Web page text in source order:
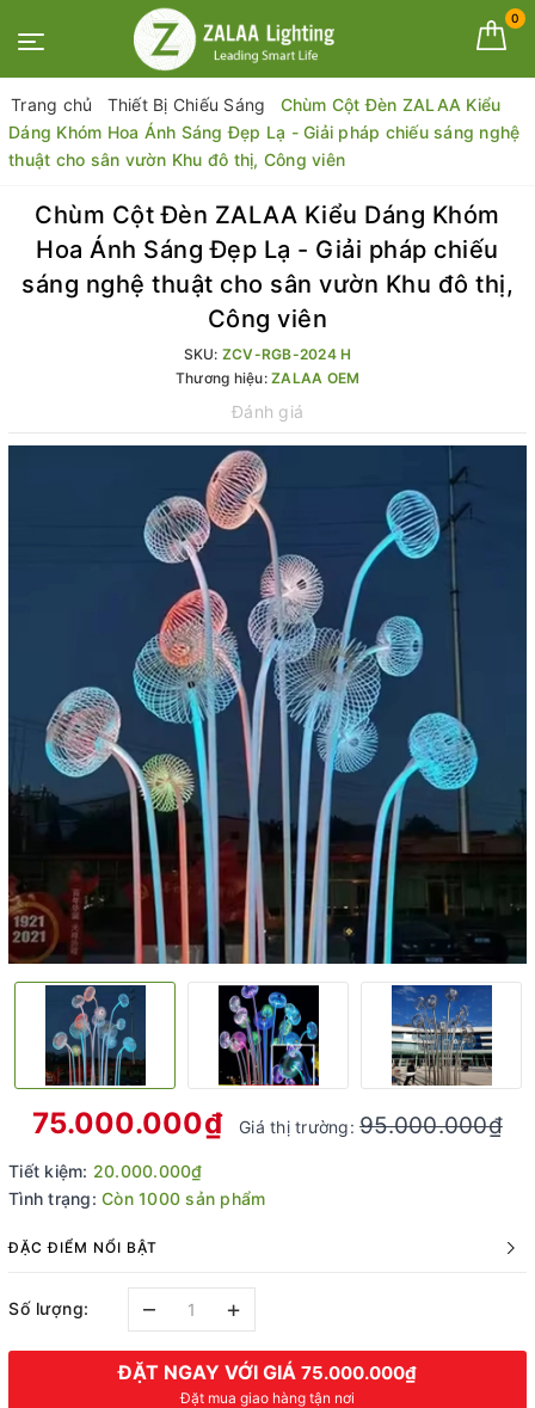
0
Trang chủ Thiết Bị Chiếu Sáng
Chùm Cột Đèn ZALAA Kiểu
Dáng Khóm Hoa Ánh Sáng Đẹp Lạ - Giải pháp chiếu sáng nghệ
thuật cho sân vườn Khu đô thị, Công viên
Chùm Cột Đèn ZALAA Kiểu Dáng Khóm
Hoa Ánh Sáng Đẹp Lạ - Giải pháp chiếu
sáng nghệ thuật cho sân vườn Khu đô thị,
Công viên
SKU: ZCV-RGB-2024 H
Thương hiệu: ZALAA OEM
Đánh giá
75.000.000₫ Giá thị trường:95.000.000₫
Tiết kiệm: 20.000.000₫
Tình trạng: Còn 1000 sản phẩm
ĐẶC ĐIỂM NỔI BẬT
Số lượng: – +
ĐẶT NGAY VỚI GIÁ 75.000.000₫
Đặt mua giao hàng tận nơi